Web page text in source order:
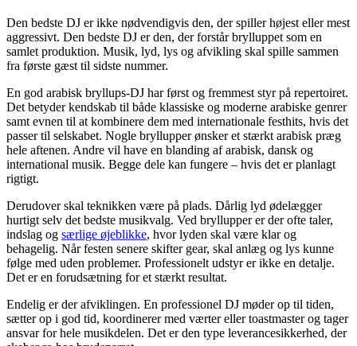
Den bedste DJ er ikke nødvendigvis den, der spiller højest eller mest
aggressivt. Den bedste DJ er den, der forstår brylluppet som en
samlet produktion. Musik, lyd, lys og afvikling skal spille sammen
fra første gæst til sidste nummer.
En god arabisk bryllups-DJ har først og fremmest styr på repertoiret.
Det betyder kendskab til både klassiske og moderne arabiske genrer
samt evnen til at kombinere dem med internationale festhits, hvis det
passer til selskabet. Nogle bryllupper ønsker et stærkt arabisk præg
hele aftenen. Andre vil have en blanding af arabisk, dansk og
international musik. Begge dele kan fungere – hvis det er planlagt
rigtigt.
Derudover skal teknikken være på plads. Dårlig lyd ødelægger
hurtigt selv det bedste musikvalg. Ved bryllupper er der ofte taler,
indslag og særlige øjeblikke, hvor lyden skal være klar og
behagelig. Når festen senere skifter gear, skal anlæg og lys kunne
følge med uden problemer. Professionelt udstyr er ikke en detalje.
Det er en forudsætning for et stærkt resultat.
Endelig er der afviklingen. En professionel DJ møder op til tiden,
sætter op i god tid, koordinerer med værter eller toastmaster og tager
ansvar for hele musikdelen. Det er den type leverancesikkerhed, der